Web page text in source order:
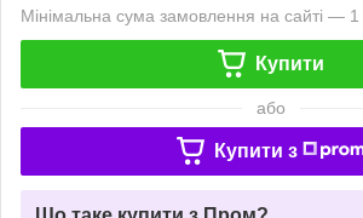
Мінімальна сума замовлення на сайті —
Купити
або
Купити з